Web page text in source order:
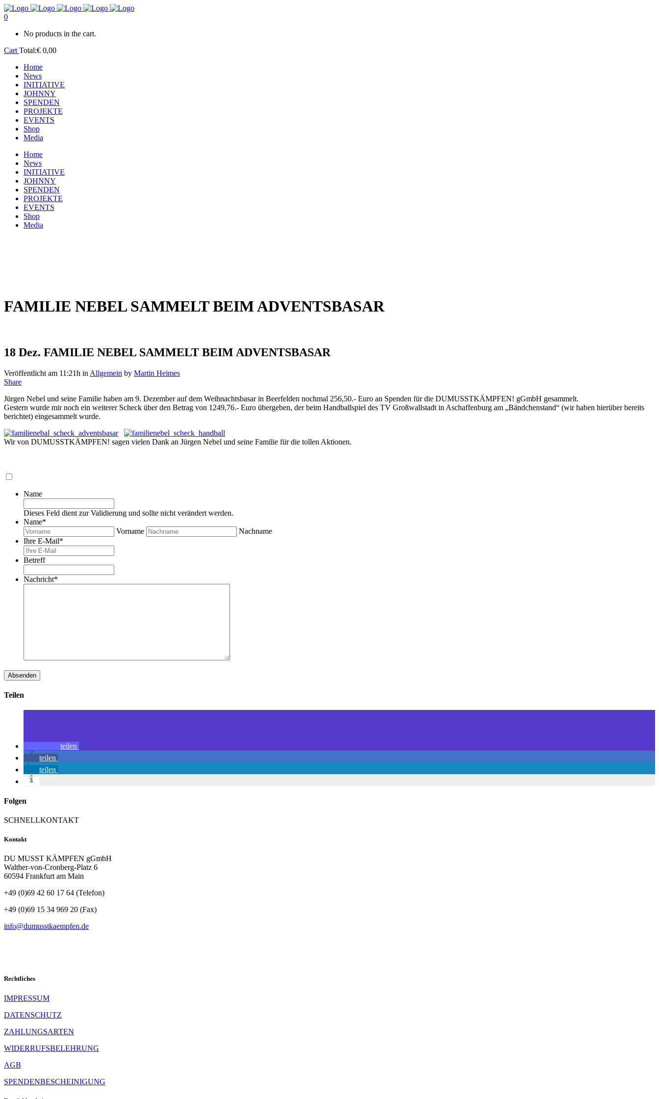
0
No products in the cart.
Cart Total:€ 0,00
Home
News
INITIATIVE
JOHNNY
SPENDEN
PROJEKTE
EVENTS
Shop
Media
Home
News
INITIATIVE
JOHNNY
SPENDEN
PROJEKTE
EVENTS
Shop
Media
FAMILIE NEBEL SAMMELT BEIM ADVENTSBASAR
18 Dez. FAMILIE NEBEL SAMMELT BEIM ADVENTSBASAR
Veröffentlicht am 11:21h in Allgemein by Martin Heimes
Share
Jürgen Nebel und seine Familie haben am 9. Dezember auf dem Weihnachtsbasar in Beerfelden nochmal 256,50.- Euro an Spenden für die DUMUSSTKÄMPFEN! gGmbH gesammelt.
Gestern wurde mir noch ein weiterer Scheck über den Betrag von 1249,76.- Euro übergeben, der beim Handballspiel des TV Großwallstadt in Aschaffenburg am „Bändchenstand“ (wir haben hierüber bereits
berichtet) eingesammelt wurde.
Wir von DUMUSSTKÄMPFEN! sagen vielen Dank an Jürgen Nebel und seine Familie für die tollen Aktionen.
Name
Dieses Feld dient zur Validierung und sollte nicht verändert werden.
Name*
Vorname
Nachname
Ihre E-Mail*
Betreff
Nachricht*
Teilen
teilen
teilen
teilen
Folgen
SCHNELLKONTAKT
Kontakt
DU MUSST KÄMPFEN gGmbH
Walther-von-Cronberg-Platz 6
60594 Frankfurt am Main
+49 (0)69 42 60 17 64 (Telefon)
+49 (0)69 15 34 969 20 (Fax)
info@dumusstkaempfen.de
Rechtliches
IMPRESSUM
DATENSCHUTZ
ZAHLUNGSARTEN
WIDERRUFSBELEHRUNG
AGB
SPENDENBESCHEINIGUNG